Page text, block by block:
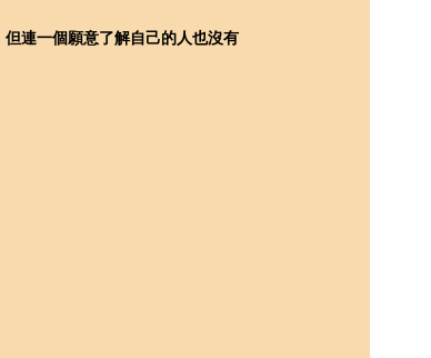
連一個願意了解自己的人也沒有